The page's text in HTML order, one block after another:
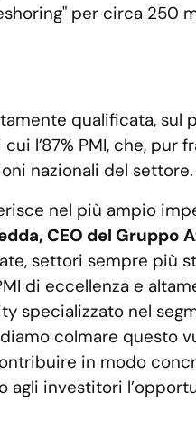
per circa
qualificata,
l’87% PMI, che,
nazionali del settore.
nel più ampio
CEO del Gruppo
settori sempre
di eccellenza e
specializzato nel
colmare
in modo
investitori